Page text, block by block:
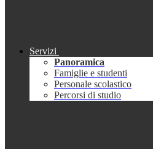
Servizi
Panoramica
Famiglie e studenti
Personale scolastico
Percorsi di studio